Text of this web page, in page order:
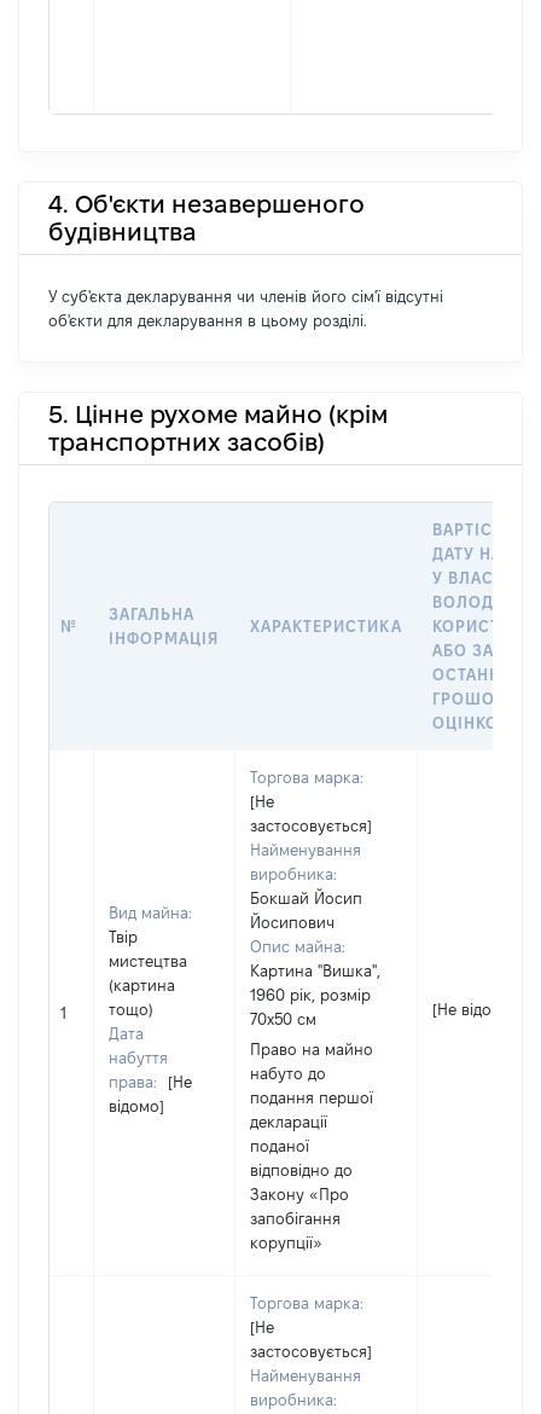
4. Об'єкти незавершеного
будівництва
У суб'єкта декларування чи членів його сім'ї відсутні
об'єкти для декларування в цьому розділі.
5. Цінне рухоме майно (крім
транспортних засобів)
№
ЗАГАЛЬНА
ІНФОРМАЦІЯ
ХАРАКТЕРИСТИКА
ВАРТІСТЬ НА
ДАТУ
У
ВОЛОДІННЯ
АБО ЗА
ГРОШОВОЮ
ОЦІНКОЮ
1
Вид майна:
Твір
мистецтва
(картина
тощо)
Дата
набуття
права:
[Не
відомо]
Торгова марка:
[Не
застосовується]
Найменування
виробника:
Бокшай Йосип
Йосипович
Опис майна:
Картина "Вишка",
1960 рік, розмір
70х50 см
Право на майно
набуто до
подання першої
декларації
поданої
відповідно до
Закону «Про
запобігання
корупції»
[Не відомо]
Торгова марка:
[Не
застосовується]
Найменування
виробника: